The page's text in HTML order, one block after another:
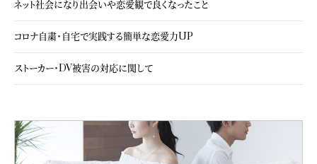
ネット社会になり出会いや恋愛観で良くなったこと
コロナ自粛・自宅で実践する簡単な恋愛力UP
ストーカー・DV被害の対応に関して